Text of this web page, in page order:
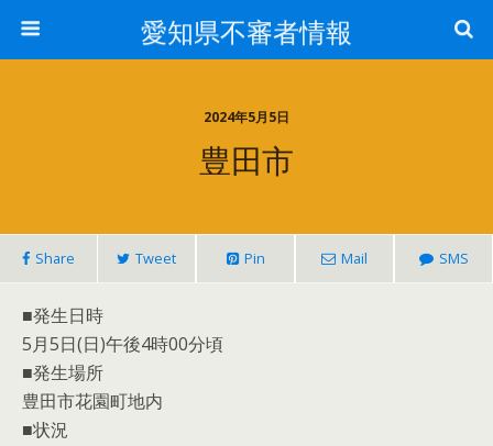
愛知県不審者情報
2024年5月5日
豊田市
Share Tweet Pin Mail SMS
■発生日時
5月5日(日)午後4時00分頃
■発生場所
豊田市花園町地内
■状況